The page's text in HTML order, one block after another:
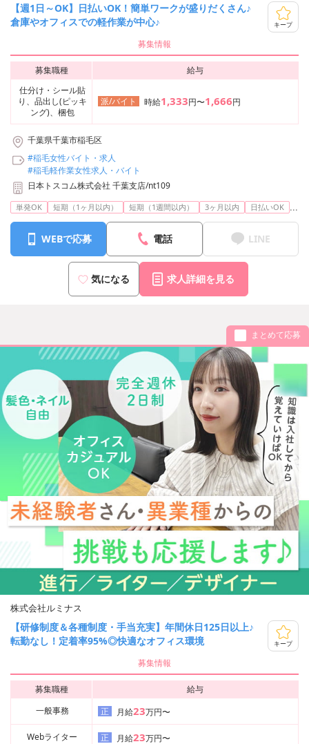
【週1日～OK】日払いOK！簡単ワークが盛りだくさん♪
倉庫やオフィスでの軽作業が中心♪
キープ
募集情報
募集職種
給与
仕分け・シール貼
り、品出し(ピッキ
ング)、梱包
派/バイト 時給1,333円〜1,666円
千葉県千葉市稲毛区
#稲毛女性バイト・求人
#稲毛軽作業女性求人・バイト
日本トスコム株式会社 千葉支店/nt109
単発OK 短期（1ヶ月以内） 短期（1週間以内） 3ヶ月以内 日払いOK ...
WEBで応募 電話 LINE
気になる 求人詳細を見る
まとめて応募
株式会社ルミナス
【研修制度＆各種制度・手当充実】年間休日125日以上♪
転勤なし！定着率95%◎快適なオフィス環境
キープ
募集情報
募集職種
給与
一般事務
正 月給23万円〜
Webライター 正 月給23万円〜